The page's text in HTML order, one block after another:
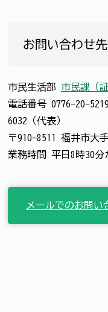
お問い合わせ先
市民生活部 市民課（
電話番号 0776-20-5219
6032（代表）
〒910-8511 福井市大
業務時間 平日8時30分
メールでのお問い